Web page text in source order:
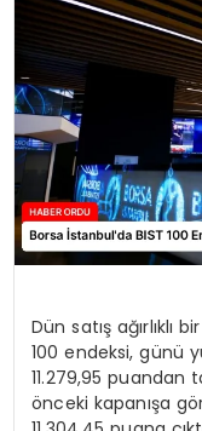
EĞITIM
MAGAZIN
SPOR
YAŞAM
Dün satış ağırlıklı
100 endeksi, günü
11.279,95 puandan
önceki kapanışa